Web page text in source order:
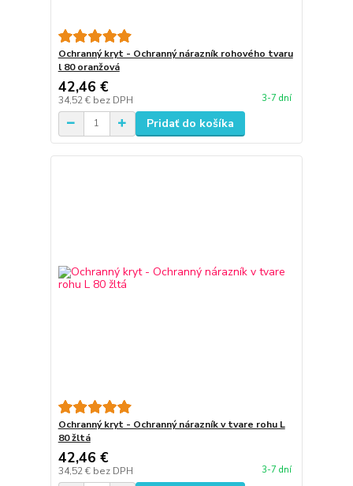
Ochranný kryt - Ochranný nárazník rohového tvaru
l 80 oranžová
42,46 €
34,52 € bez DPH 3-7 dní
Pridať do košíka
Ochranný kryt - Ochranný nárazník v tvare rohu L
80 žltá
42,46 €
34,52 € bez DPH 3-7 dní